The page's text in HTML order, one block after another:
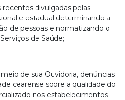
recentes divulgadas pelas
e estadual determinando a
de pessoas e normatizando o
de Saúde;
de sua Ouvidoria, denúncias
cearense sobre a qualidade do
nos estabelecimentos